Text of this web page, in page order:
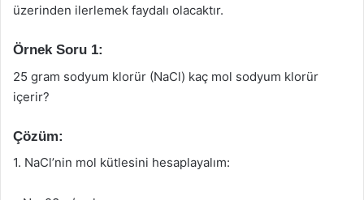
üzerinden ilerlemek faydalı olacaktır.
Örnek Soru 1:
25 gram sodyum klorür (NaCl) kaç mol sodyum klorür
içerir?
Çözüm:
1. NaCl’nin mol kütlesini hesaplayalım: